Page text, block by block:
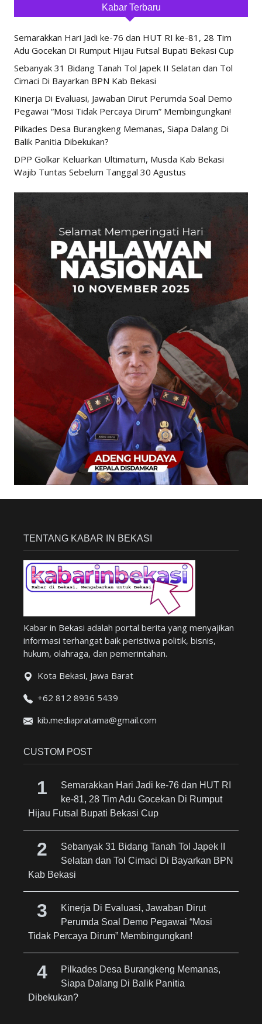
Kabar Terbaru
Semarakkan Hari Jadi ke-76 dan HUT RI ke-81, 28 Tim
Adu Gocekan Di Rumput Hijau Futsal Bupati Bekasi Cup
Sebanyak 31 Bidang Tanah Tol Japek II Selatan dan Tol
Cimaci Di Bayarkan BPN Kab Bekasi
Kinerja Di Evaluasi, Jawaban Dirut Perumda Soal Demo
Pegawai “Mosi Tidak Percaya Dirum” Membingungkan!
Pilkades Desa Burangkeng Memanas, Siapa Dalang Di
Balik Panitia Dibekukan?
DPP Golkar Keluarkan Ultimatum, Musda Kab Bekasi
Wajib Tuntas Sebelum Tanggal 30 Agustus
TENTANG KABAR IN BEKASI
Kabar in Bekasi adalah portal berita yang menyajikan
informasi terhangat baik peristiwa politik, bisnis,
hukum, olahraga, dan pemerintahan.
Kota Bekasi, Jawa Barat
+62 812 8936 5439
kib.mediapratama@gmail.com
CUSTOM POST
Semarakkan Hari Jadi ke-76 dan HUT RI
ke-81, 28 Tim Adu Gocekan Di Rumput
Hijau Futsal Bupati Bekasi Cup
Sebanyak 31 Bidang Tanah Tol Japek II
Selatan dan Tol Cimaci Di Bayarkan BPN
Kab Bekasi
Kinerja Di Evaluasi, Jawaban Dirut
Perumda Soal Demo Pegawai “Mosi
Tidak Percaya Dirum” Membingungkan!
Pilkades Desa Burangkeng Memanas,
Siapa Dalang Di Balik Panitia
Dibekukan?